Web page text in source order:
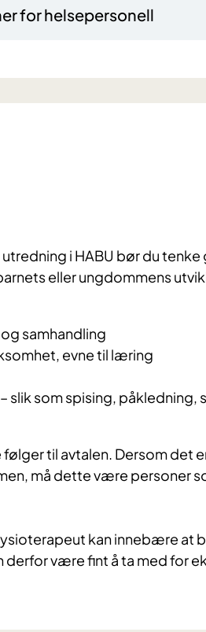
for helsepersonell
i HABU bør du
eller ungdommens
samhandling
evne til læring
slik som spising,
til avtalen. Dersom det
må dette være personer
kan innebære at
derfor være fint å ta med for